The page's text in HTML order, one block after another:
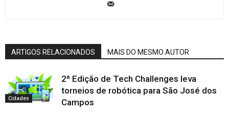
ARTIGOS RELACIONADOS MAIS DO MESMO AUTOR
Cidades
2ª Edição de Tech Challenges leva
torneios de robótica para São José dos
Campos